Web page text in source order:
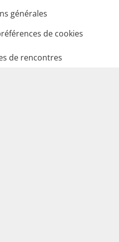
générales
de cookies
de rencontres